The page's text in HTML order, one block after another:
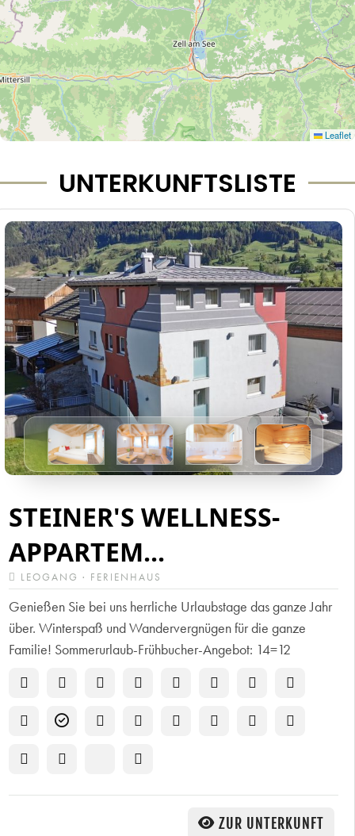
Leaflet
UNTERKUNFTSLISTE
STEINER'S WELLNESS-
APPARTEM...
LEOGANG · FERIENHAUS
Genießen Sie bei uns herrliche Urlaubstage das ganze Jahr
über. Winterspaß und Wandervergnügen für die ganze
Familie! Sommerurlaub-Frühbucher-Angebot: 14=12
ZUR UNTERKUNFT